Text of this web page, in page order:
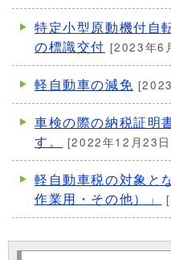
特定小型原動機付自
の標識交付 [2023年6
軽自動車の減免
車検の際の納税証明
す。
[2022年12月23
軽自動車税の対象と
作業用・その他）」